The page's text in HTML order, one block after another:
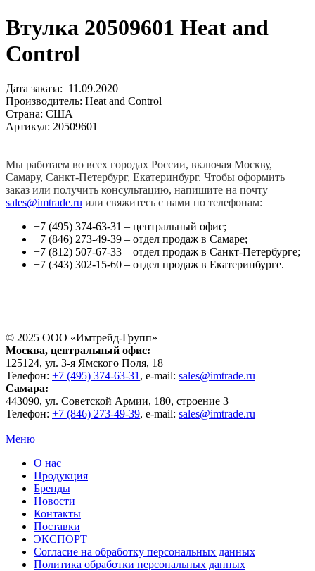
Втулка 20509601 Heat and
Control
Дата заказа: 11.09.2020
Производитель: Heat and Control
Страна: США
Артикул: 20509601
Мы работаем во всех городах России, включая Москву,
Самару, Санкт-Петербург, Екатеринбург. Чтобы оформить
заказ или получить консультацию, напишите на почту
sales@imtrade.ru или свяжитесь с нами по телефонам:
+7 (495) 374-63-31 – центральный офис;
+7 (846) 273-49-39 – отдел продаж в Самаре;
+7 (812) 507-67-33 – отдел продаж в Санкт-Петербурге;
+7 (343) 302-15-60 – отдел продаж в Екатеринбурге.
© 2025 ООО «Имтрейд-Групп»
Москва, центральный офис:
125124, ул. 3-я Ямского Поля, 18
Телефон: +7 (495) 374-63-31 , e-mail: sales@imtrade.ru
Самара:
443090, ул. Советской Армии, 180, строение 3
Телефон: +7 (846) 273-49-39, e-mail: sales@imtrade.ru
Меню
О нас
Продукция
Бренды
Новости
Контакты
Поставки
ЭКСПОРТ
Согласие на обработку персональных данных
Политика обработки персональных данных